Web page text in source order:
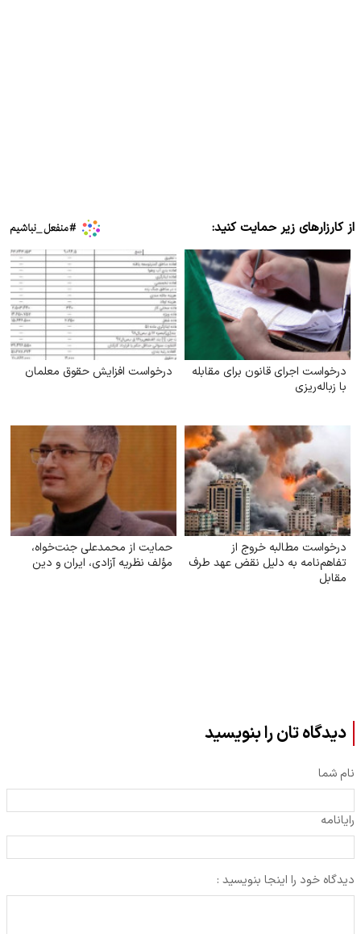
از کارزارهای زیر حمایت کنید:
درخواست اجرای قانون برای مقابله
با زباله‌ریزی
درخواست افزایش حقوق معلمان
درخواست مطالبه خروج از
تفاهم‌نامه به دلیل نقض عهد طرف
مقابل
حمایت از محمدعلی جنت‌خواه،
مؤلف نظریه آزادی، ایران و دین
دیدگاه تان را بنویسید
نام شما
رایانامه
دیدگاه خود را اینجا بنویسید :